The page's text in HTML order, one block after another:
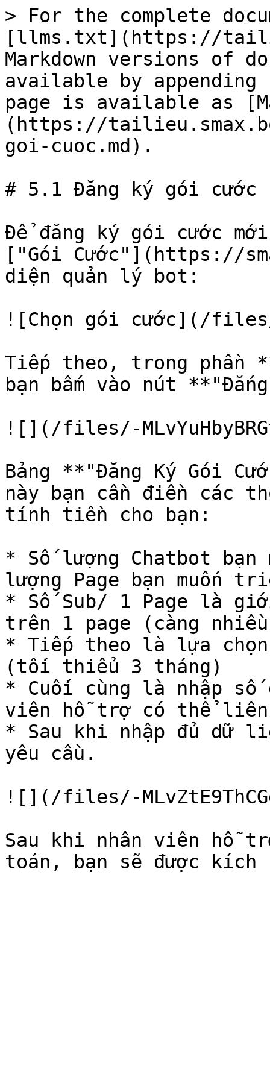
> For the complete
[llms.txt](https://
Markdown versions of
available by
page is available as
(https://
goi-cuoc.md).
# 5.1 Đăng ký gói cước
Để đăng ký gói cước
["Gói Cước"](https://
diện quản lý bot:
![Chọn gói cước](/files/-
Tiếp theo, trong phần
bạn bấm vào nút
![](/files/-
Bảng **"Đăng Ký Gói
này bạn cần điền các
tính tiền cho bạn:
* Số lượng Chatbot bạn
lượng Page bạn muốn
* Số Sub/ 1 Page là
trên 1 page (càng
* Tiếp theo là lựa
(tối thiểu 3 tháng)
* Cuối cùng là nhập số
viên hỗ trợ có thể liên
* Sau khi nhập đủ dữ
yêu cầu.
![](/files/-
Sau khi nhân viên hỗ